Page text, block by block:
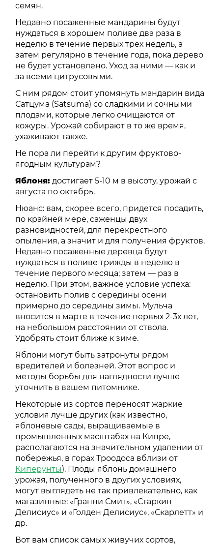
семян.
Недавно посаженные мандарины будут
нуждаться в хорошем поливе два раза в
неделю в течение первых трех недель, а
затем регулярно в течение года, пока дерево
не будет установлено. Уход за ними — как и
за всеми цитрусовыми.
С ним рядом стоит упомянуть мандарин вида
Сатцума (Satsuma) со сладкими и сочными
плодами, которые легко очищаются от
кожуры. Урожай собирают в то же время,
ухаживают также.
Не пора ли перейти к другим фруктово-
ягодным культурам?
Яблоня: достигает 5-10 м в высоту, урожай с
августа по октябрь.
Нюанс: вам, скорее всего, придется посадить,
по крайней мере, саженцы двух
разновидностей, для перекрестного
опыления, а значит и для получения фруктов.
Недавно посаженные деревца будут
нуждаться в поливе трижды в неделю в
течение первого месяца; затем — раз в
неделю. При этом, важное условие успеха:
остановить полив с середины осени
примерно до середины зимы. Мульча
вносится в марте в течение первых 2-3х лет,
на небольшом расстоянии от ствола.
Удобрять стоит ближе к зиме.
Яблони могут быть затронуты рядом
вредителей и болезней. Этот вопрос и
методы борьбы для наглядности лучше
уточнить в вашем питомнике.
Некоторые из сортов переносят жаркие
условия лучше других (как известно,
яблоневые сады, выращиваемые в
промышленных масштабах на Кипре,
располагаются на значительном удалении от
побережья, в горах Троодоса вблизи от
Киперунты). Плоды яблонь домашнего
урожая, полученного в других условиях,
могут выглядеть не так привлекательно, как
магазинные: «Гранни Смит», «Старкин
Делисиус» и «Голден Делисиус», «Скарлетт» и
др.
Вот вам список самых живучих сортов,